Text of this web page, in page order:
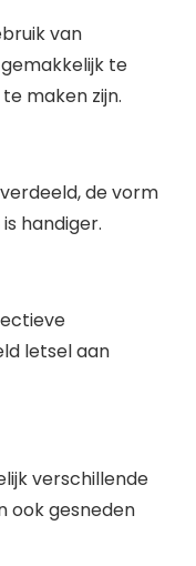
van
te
maken zijn.
de vorm
handiger.
letsel aan
verschillende
ook gesneden